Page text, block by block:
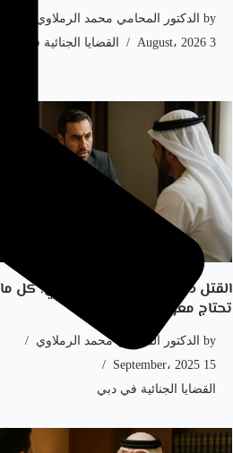
by الدكتور المحامي محمد الرملاوي
3 August، 2026
القضايا الجنائية في دبي
القتل دفاعا عن النفس في دبي: كل ما
تحتاج معرفته قانوناً
by الدكتور المحامي محمد الرملاوي
15 September، 2025
القضايا الجنائية في دبي